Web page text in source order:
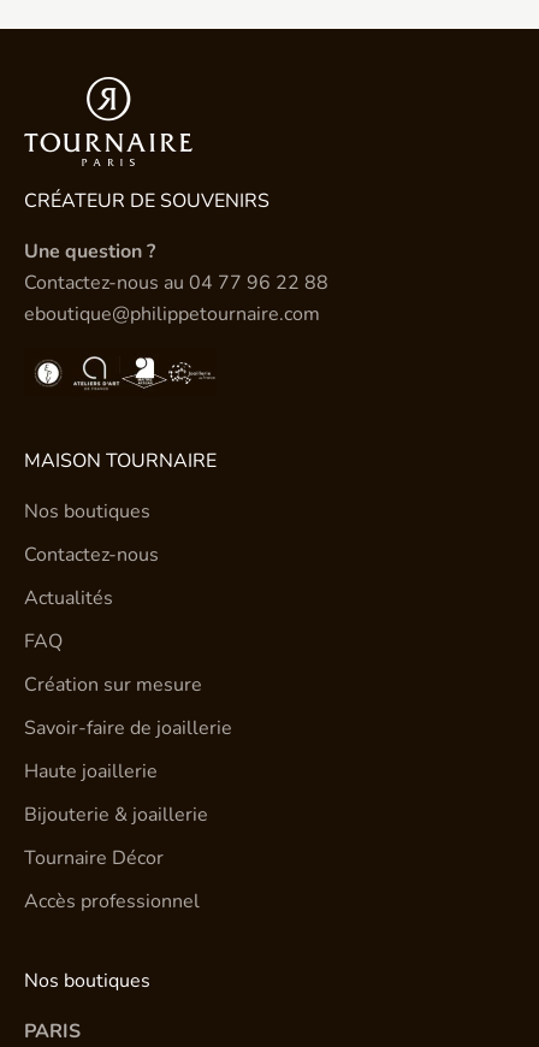
CRÉATEUR DE SOUVENIRS
Une question ?
Contactez-nous au 04 77 96 22 88
eboutique@philippetournaire.com
MAISON TOURNAIRE
Nos boutiques
Contactez-nous
Actualités
FAQ
Création sur mesure
Savoir-faire de joaillerie
Haute joaillerie
Bijouterie & joaillerie
Tournaire Décor
Accès professionnel
Nos boutiques
PARIS